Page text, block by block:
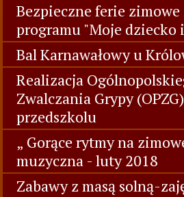
Bezpieczne ferie
programu "Moje dziecko
Bal Karnawałowy u
Realizacja
Zwalczania Grypy
przedszkolu
„ Gorące rytmy na
muzyczna - luty 2018
Zabawy z masą solną-